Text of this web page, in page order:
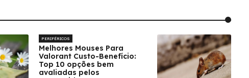
PERIFÉRICOS
Melhores Mouses Para
Valorant Custo-Benefício:
Top 10 opções bem
avaliadas pelos